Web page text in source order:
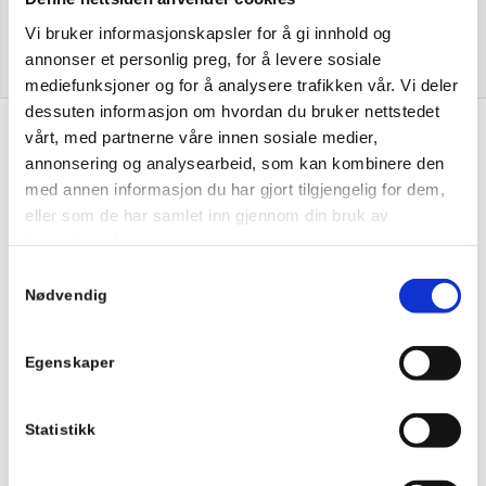
Vi bruker informasjonskapsler for å gi innhold og
annonser et personlig preg, for å levere sosiale
mediefunksjoner og for å analysere trafikken vår. Vi deler
dessuten informasjon om hvordan du bruker nettstedet
vårt, med partnerne våre innen sosiale medier,
annonsering og analysearbeid, som kan kombinere den
med annen informasjon du har gjort tilgjengelig for dem,
eller som de har samlet inn gjennom din bruk av
Nødvendig
Egenskaper
Statistikk
Citera er vår totalleverandør på drift av IT
systemer og vi gjør våre innkjøp av utstyr
Vi er fornøyde med samarbeidet med
Jan Rune Kvamme
Daglig leder